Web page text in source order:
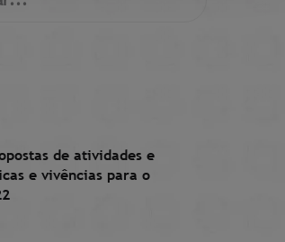
de atividades e
e vivências para o